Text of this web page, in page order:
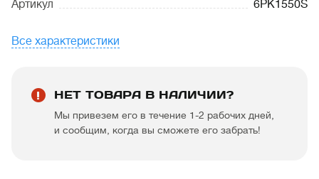
Артикул 6PK1550S
Все характеристики
НЕТ ТОВАРА В НАЛИЧИИ?
Мы привезем его в течение 1-2 рабочих дней,
и сообщим, когда вы сможете его забрать!